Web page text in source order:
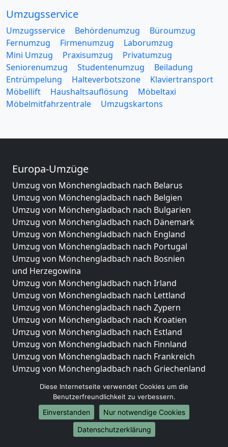
Umzugsservice
Umzugsservice Behördenumzug
Büroumzug
Fernumzug
Firmenumzug
Laborumzug
Mini Umzug
Praxisumzug
Privatumzug
Seniorenumzug
Studentenumzug
Beiladung
Entrümpelung
Halteverbotszone
Klaviertransport
Möbellift
Haushaltsauflösung
Möbeltaxi
Möbelmitfahrzentrale
Umzugskartons
Europa-Umzüge
Umzug von Mönchengladbach nach Belarus
Umzug von Mönchengladbach nach Belgien
Umzug von Mönchengladbach nach Bulgarien
Umzug von Mönchengladbach nach Dänemark
Umzug von Mönchengladbach nach England
Umzug von Mönchengladbach nach Portugal
Umzug von Mönchengladbach nach Bosnien
und Herzegowina
Umzug von Mönchengladbach nach Irland
Umzug von Mönchengladbach nach Lettland
Umzug von Mönchengladbach nach Zypern
Umzug von Mönchengladbach nach Kroatien
Umzug von Mönchengladbach nach Estland
Umzug von Mönchengladbach nach Finnland
Umzug von Mönchengladbach nach Frankreich
Umzug von Mönchengladbach nach Griechenland
Umzug von Mönchengladbach nach Liechtenstein
Umzug von Mönchengladbach nach Luxemburg
Umzug von Mönchengladbach nach Niederlande
Umzug von Mönchengladbach nach Norwegen
Diese Internetseite verwendet Cookies um die
Benutzerfreundlichkeit zu verbessern.
Einverstanden
Nur notwendige Cookies
Datenschutzerklärung